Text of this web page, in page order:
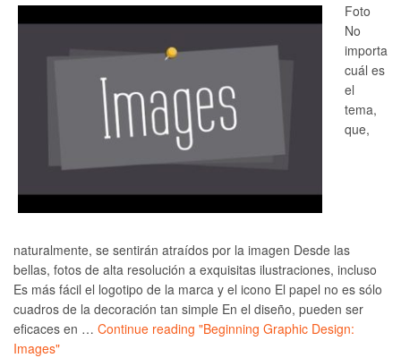
Foto
No
importa
cuál es
el
tema,
que,
naturalmente, se sentirán atraídos por la imagen Desde las
bellas, fotos de alta resolución a exquisitas ilustraciones, incluso
Es más fácil el logotipo de la marca y el icono El papel no es sólo
cuadros de la decoración tan simple En el diseño, pueden ser
eficaces en … Continue reading "Beginning Graphic Design:
Images"